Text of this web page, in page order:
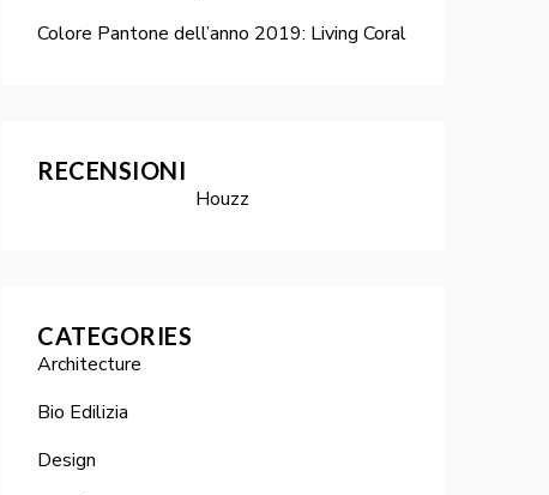
Colore Pantone dell’anno 2019: Living Coral
RECENSIONI
Houzz
CATEGORIES
Architecture
Bio Edilizia
Design